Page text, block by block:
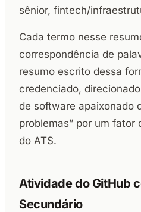
sênior, fintech/
Cada termo nesse
correspondência de
resumo escrito dessa
credenciado,
de software apaixonado
problemas” por um fator
do ATS.
Atividade do GitHub
Secundário